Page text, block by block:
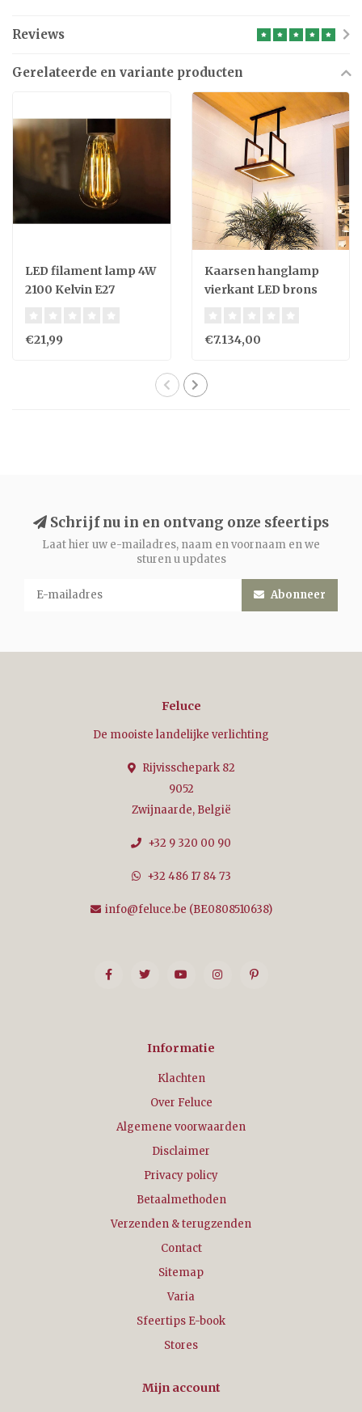
Reviews
Gerelateerde en variante producten
LED filament lamp 4W
2100 Kelvin E27
€21,99
Kaarsen hanglamp
vierkant LED brons
€7.134,00
Schrijf nu in en ontvang onze sfeertips
Laat hier uw e-mailadres, naam en voornaam en we
sturen u updates
Abonneer
Feluce
De mooiste landelijke verlichting
Rijvisschepark 82
9052
Zwijnaarde, België
+32 9 320 00 90
+32 486 17 84 73
info@feluce.be (BE0808510638)
Informatie
Klachten
Over Feluce
Algemene voorwaarden
Disclaimer
Privacy policy
Betaalmethoden
Verzenden & terugzenden
Contact
Sitemap
Varia
Sfeertips E-book
Stores
Mijn account